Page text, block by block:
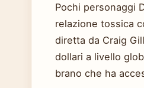
Pochi personaggi
relazione tossica
diretta da Craig
dollari a livello
brano che ha